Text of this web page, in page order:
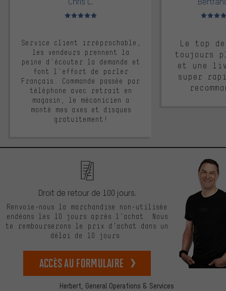
Note moyenne : 5 sur 5
Service client irréprochable,
les vendeurs prennent la
peine d'écouter la demande et
font l'effort de parler
Français. Commande passée par
téléphone avec retrait en
magasin, le mécanicien a
monté mes axes et disques
gratuitement!
Note
Le top
toujours
et une
super
Herbert, General Operations & Services
Droit de retour de 100 jours.
Renvoie-nous la marchandise non-utilisée
endéans les 10 jours après l’achat. Nous
te rembourserons le prix d’achat dans un
délai de 10 jours.
Accès au formulaire